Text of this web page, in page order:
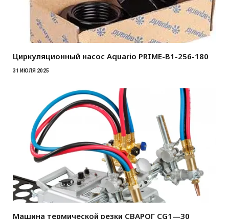
Циркуляционный насос Aquario PRIME-B1-256-180
31 ИЮЛЯ 2025
Машина термической резки СВАРОГ CG1—30